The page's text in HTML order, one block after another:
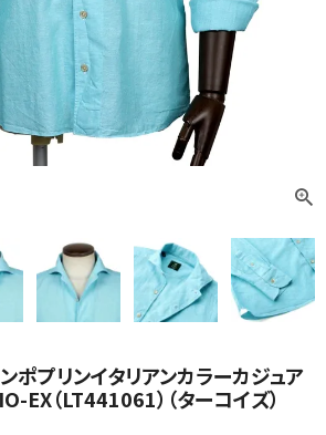
ポプリンイタリアンカラーカジュア
EX（LT441061）（ターコイズ）